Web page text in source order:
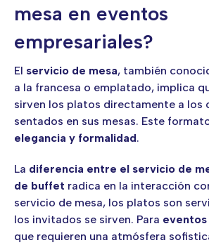
mesa en eventos
empresariales?
El servicio de mesa, también
a la francesa o emplatado, implica
sirven los platos directamente a los
sentados en sus mesas. Este
elegancia y formalidad.
La diferencia entre el servicio de
de buffet radica en la interacción
servicio de mesa, los platos son
los invitados se sirven. Para
que requieren una atmósfera